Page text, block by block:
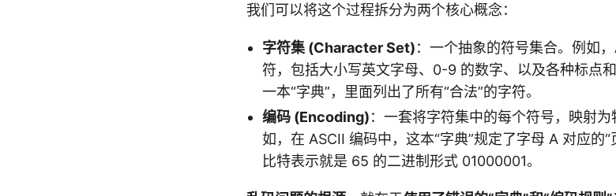
我们可以将这个过程拆分为两个核心概念：
字符集 (Character Set)：一个抽象的符号集合。例如，
符，包括大小写英文字母、0-9 的数字、以及各种标点
一本“字典”，里面列出了所有“合法”的字符。
编码 (Encoding)：一套将字符集中的每个符号，映射
如，在 ASCII 编码中，这本“字典”规定了字母 A 对应的
比特表示就是 65 的二进制形式 01000001。